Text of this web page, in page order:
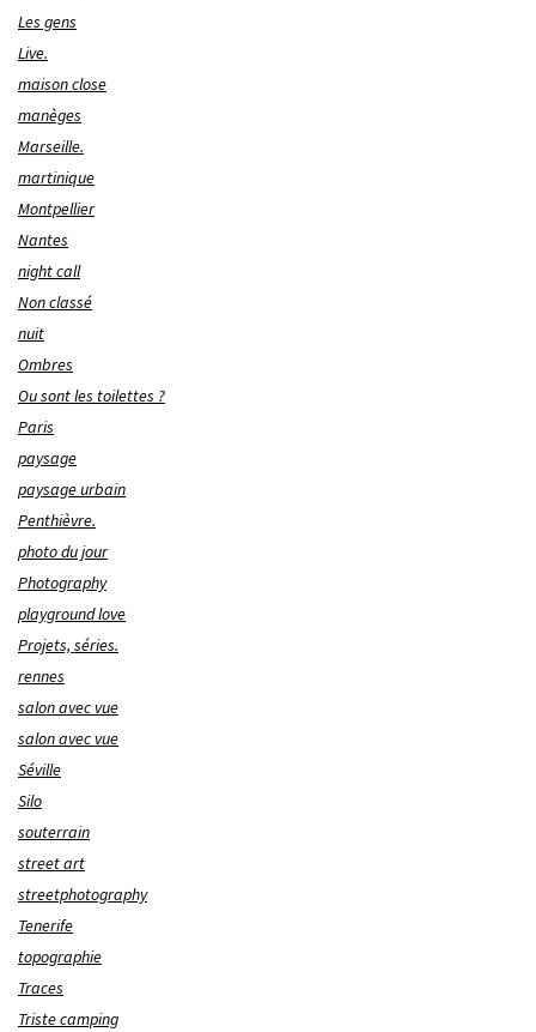
Les gens
Live.
maison close
manèges
Marseille.
martinique
Montpellier
Nantes
night call
Non classé
nuit
Ombres
Ou sont les toilettes ?
Paris
paysage
paysage urbain
Penthièvre.
photo du jour
Photography
playground love
Projets, séries.
rennes
salon avec vue
salon avec vue
Séville
Silo
souterrain
street art
streetphotography
Tenerife
topographie
Traces
Triste camping